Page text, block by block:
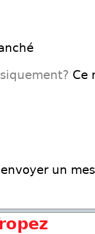
Ce
un